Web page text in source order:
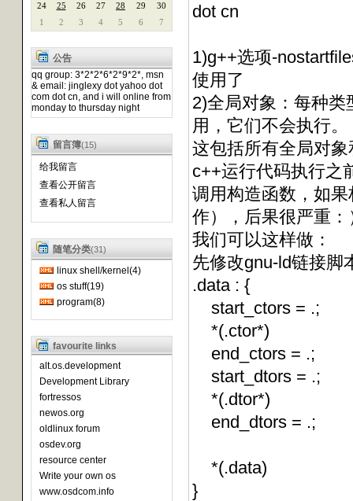
24
25 26 27 28 29
30
1
2 3 4 5 6 7
公告
qq group: 3*2*2*6*2*9*2*, msn
& email: jinglexy dot yahoo dot
com dot cn, and i will online from
monday to thursday night
留言簿(15)
给我留言
查看公开留言
查看私人留言
随笔分类(31)
linux shell/kernel(4)
os stuff(19)
program(8)
favourite links
alt.os.development
Development Library
fortressos
newos.org
oldlinux forum
osdev.org
resource center
Write your own os
www.osdcom.info
dot cn
1)g++选项-
使用了
2)全局对象：每种
用，它们不会执行。
这包括所有全局对
c++运行代码执行之
调用构造函数，如
作），后果很严重：
我们可以这样做：
先修改gnu-ld链接脚
.data : {
start_ctors = .;
*(.ctor*)
end_ctors = .;
start_dtors = .;
*(.dtor*)
end_dtors = .;
*(.data)
}